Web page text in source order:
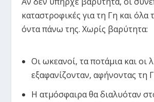
καταστροφικές για τη Γη και όλα
όντα πάνω της. Χωρίς βαρύτητα:
Οι ωκεανοί, τα ποτάμια και οι
εξαφανίζονταν, αφήνοντας τη
Η ατμόσφαιρα θα διαλυόταν